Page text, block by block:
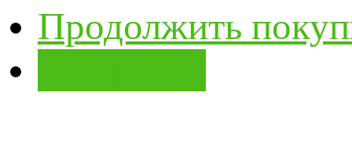
Продолжить